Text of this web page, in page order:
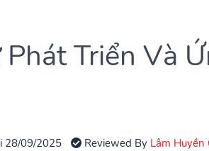
Triển Và
28/09/2025 Reviewed By Lâm Huyền